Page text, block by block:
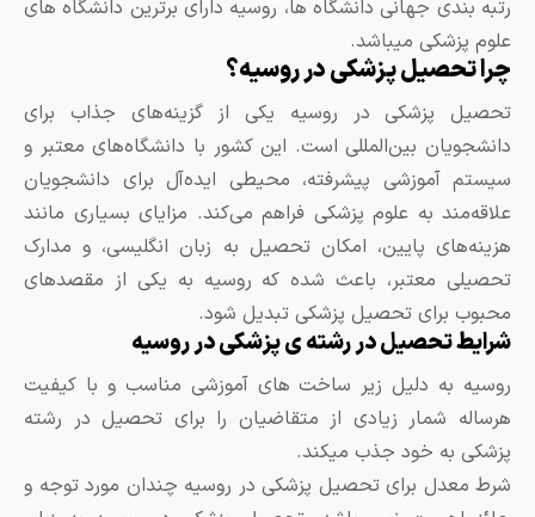
بندی جهانی دانشگاه ها، روسیه دارای برترین دانشگاه های
پزشکی میباشد.
تحصیل پزشکی در روسیه؟
پزشکی در روسیه یکی از گزینه‌های جذاب برای
بین‌المللی است. این کشور با دانشگاه‌های معتبر و
آموزشی پیشرفته، محیطی ایده‌آل برای دانشجویان
به علوم پزشکی فراهم می‌کند. مزایای بسیاری مانند
پایین، امکان تحصیل به زبان انگلیسی، و مدارک
معتبر، باعث شده که روسیه به یکی از مقصدهای
برای تحصیل پزشکی تبدیل شود.
تحصیل در رشته ی پزشکی در روسیه
به دلیل زیر ساخت های آموزشی مناسب و با کیفیت
شمار زیادی از متقاضیان را برای تحصیل در رشته
به خود جذب میکند.
معدل برای تحصیل پزشکی در روسیه چندان مورد توجه و